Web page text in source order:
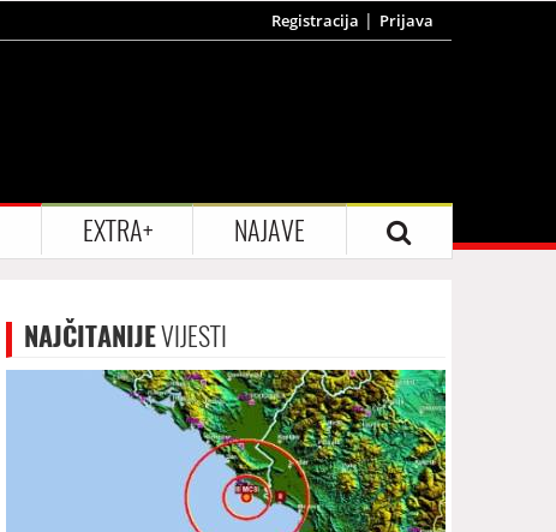
Registracija Prijava
EXTRA+ NAJAVE
NAJČITANIJEVIJESTI